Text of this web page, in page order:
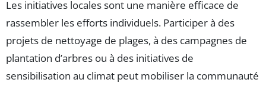
Les initiatives locales sont une manière efficace de
rassembler les efforts individuels. Participer à des
projets de nettoyage de plages, à des campagnes de
plantation d’arbres ou à des initiatives de
sensibilisation au climat peut mobiliser la communauté